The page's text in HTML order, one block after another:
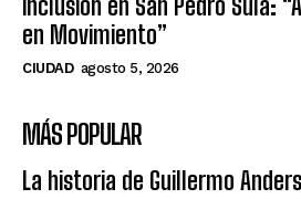
inclusión en San Pedro Sula:
en Movimiento”
CIUDAD agosto 5, 2026
MÁS POPULAR
La historia de Guillermo